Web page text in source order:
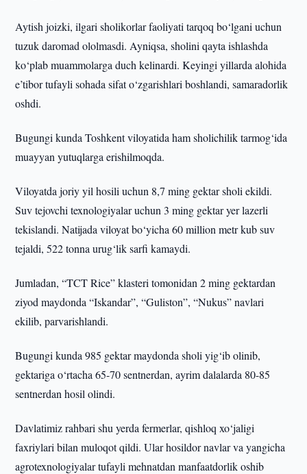
Aytish joizki, ilgari sholikorlar faoliyati tarqoq bo‘lgani uchun
tuzuk daromad ololmasdi. Ayniqsa, sholini qayta ishlashda
ko‘plab muammolarga duch kelinardi. Keyingi yillarda alohida
e’tibor tufayli sohada sifat o‘zgarishlari boshlandi, samaradorlik
oshdi.
Bugungi kunda Toshkent viloyatida ham sholichilik tarmog‘ida
muayyan yutuqlarga erishilmoqda.
Viloyatda joriy yil hosili uchun 8,7 ming gektar sholi ekildi.
Suv tejovchi texnologiyalar uchun 3 ming gektar yer lazerli
tekislandi. Natijada viloyat bo‘yicha 60 million metr kub suv
tejaldi, 522 tonna urug‘lik sarfi kamaydi.
Jumladan, “TCT Rice” klasteri tomonidan 2 ming gektardan
ziyod maydonda “Iskandar”, “Guliston”, “Nukus” navlari
ekilib, parvarishlandi.
Bugungi kunda 985 gektar maydonda sholi yig‘ib olinib,
gektariga o‘rtacha 65-70 sentnerdan, ayrim dalalarda 80-85
sentnerdan hosil olindi.
Davlatimiz rahbari shu yerda fermerlar, qishloq xo‘jaligi
faxriylari bilan muloqot qildi. Ular hosildor navlar va yangicha
agrotexnologiyalar tufayli mehnatdan manfaatdorlik oshib